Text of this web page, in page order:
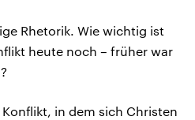
Rhetorik. Wie wichtig ist
heute noch – früher war
Konflikt, in dem sich Christen